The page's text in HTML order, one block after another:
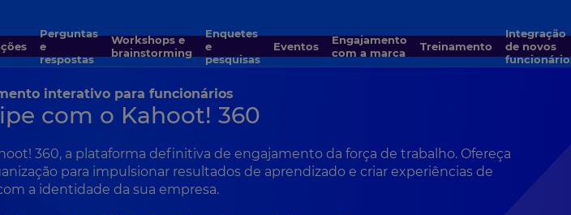
Perguntas
e
respostas
Workshops e
brainstorming
Enquetes
e
pesquisas
Eventos
Engajamento
com a marca
Treinamento
Integração
de novos
interativo para funcionários
com o Kahoot! 360
360, a plataforma definitiva de engajamento da força de trabalho. Ofereça
para impulsionar resultados de aprendizado e criar experiências de
a identidade da sua empresa.